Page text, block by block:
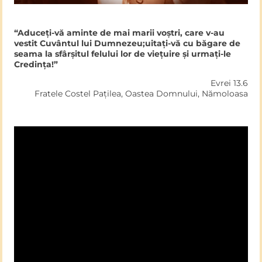
“Aduceți-vă aminte de mai marii voștri, care v-au
vestit Cuvântul lui Dumnezeu;uitați-vă cu băgare de
seama la sfârșitul felului lor de viețuire și urmați-le
Credința!”
Evrei 13.6
Fratele Costel Pațilea, Oastea Domnului, Nămoloasa